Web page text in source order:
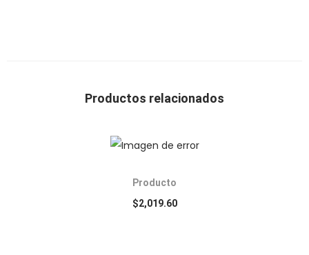
Productos relacionados
Producto
$2,019.60